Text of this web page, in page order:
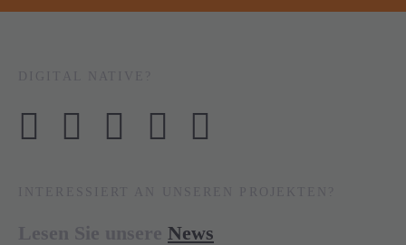
News